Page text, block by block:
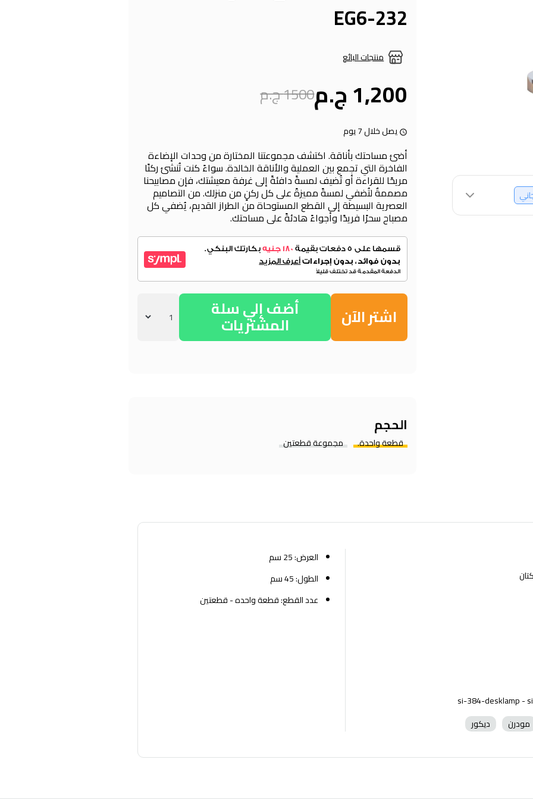
EG6-232
منتجات البائع
1,200 ج.م 1500 ج.م
يصل خلال 7 يوم
أضئ مساحتك بأناقة. اكتشف مجموعتنا المختارة من وحدات الإضاءة
الفاخرة التي تجمع بين العملية والأناقة الخالدة. سواءً كنت تُنشئ ركنًا
مريحًا للقراءة أو تُضيف لمسةً دافئةً إلى غرفة معيشتك، فإن مصابيحنا
مصممةٌ لتُضفي لمسةً مميزةً على كل ركنٍ من منزلك. من التصاميم
العصرية البسيطة إلى القطع المستوحاة من الطراز القديم، يُضفي كل
مصباح سحرًا فريدًا وأجواءً هادئةً على مساحتك.
اشتر الآن أضف إلي سلة
المشتريات
الحجم
قطعة واحدة. مجموعة قطعتين
مودرن ديكور
العرض: 25 سم
الطول: 45 سم
عدد القطع: قطعة واحده - قطعتين